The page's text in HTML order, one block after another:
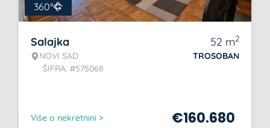
360°
Salajka
NOVI SAD
ŠIFRA: #575068
52 m2
TROSOBAN
Više o nekretnini > €160.680